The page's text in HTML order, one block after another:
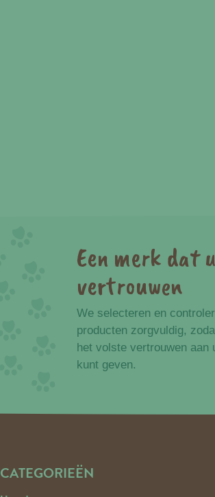
Een merk dat
vertrouwen
We selecteren en
producten zorgvuldig,
het volste vertrouwen aan
kunt geven.
CATEGORIEËN